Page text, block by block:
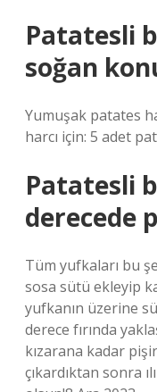
Patatesli
soğan
Yumuşak patates
harcı için: 5 adet
Patatesli
derecede
Tüm yufkaları bu
sosa sütü ekleyip
yufkanın üzerine
derece fırında
kızarana kadar
çıkardıktan sonra